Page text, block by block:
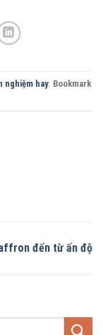
nghiệm hay. Bookmark
đến từ ấn độ